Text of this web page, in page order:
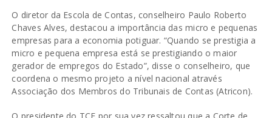
O diretor da Escola de Contas, conselheiro Paulo Roberto
Chaves Alves, destacou a importância das micro e pequenas
empresas para a economia potiguar. “Quando se prestigia a
micro e pequena empresa está se prestigiando o maior
gerador de empregos do Estado”, disse o conselheiro, que
coordena o mesmo projeto a nível nacional através
Associação dos Membros do Tribunais de Contas (Atricon).